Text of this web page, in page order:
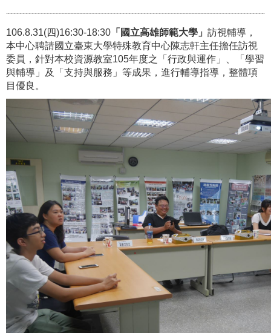
106.8.31(四)16:30-18:30 「國立高雄師範大學」 訪視輔導，
本中心聘請國立臺東大學特殊教育中心陳志軒主任擔任訪視
委員， 針對本校資源教室105年度之「行政與運作」、「學習
與輔導」及「支持與服務」等成果，進行輔導指導，整體項
目優良。